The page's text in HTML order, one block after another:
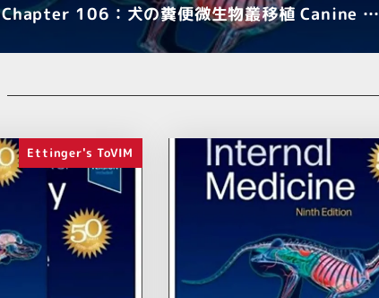
Chapter 106：犬の糞便微生物叢移植 Canine …
Ettinger's ToVIM